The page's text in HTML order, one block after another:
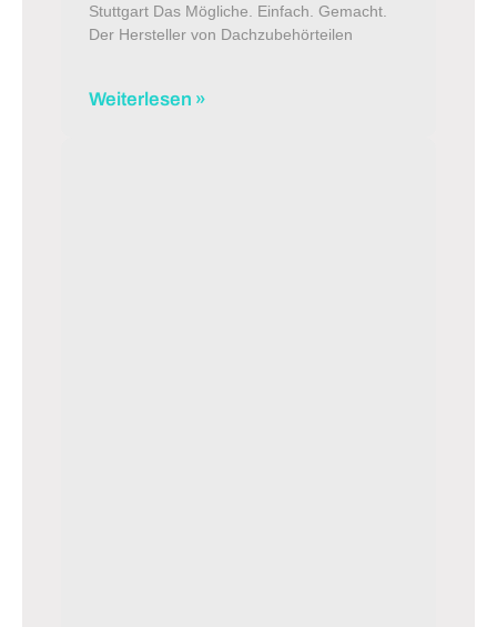
Stuttgart Das Mögliche. Einfach. Gemacht.
Der Hersteller von Dachzubehörteilen
Weiterlesen »